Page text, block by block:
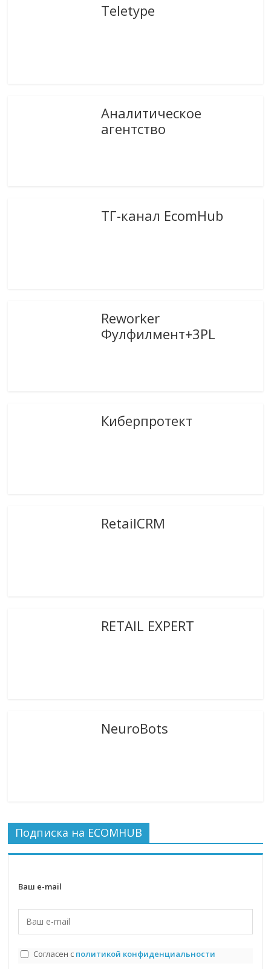
Teletype
Аналитическое
агентство
ТГ-канал EcomHub
Reworker
Фулфилмент+3PL
Киберпротект
RetailCRM
RETAIL EXPERT
NeuroBots
Подписка на ECOMHUB
Ваш e-mail
Согласен с политикой конфиденциальности